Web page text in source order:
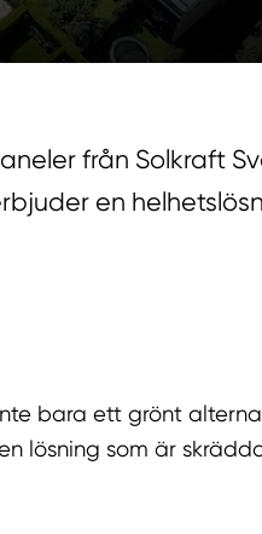
från Solkraft
en
bara ett grönt
lösning som är